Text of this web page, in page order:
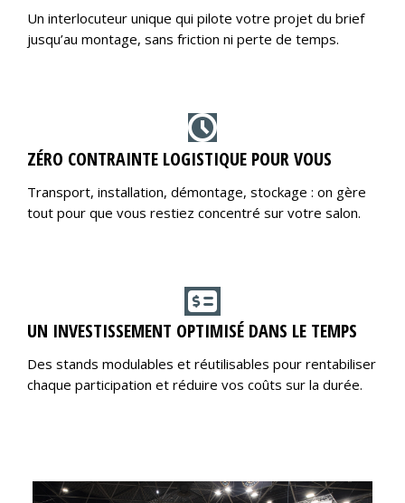
Un interlocuteur unique qui pilote votre projet du brief
jusqu’au montage, sans friction ni perte de temps.
ZÉRO CONTRAINTE LOGISTIQUE POUR VOUS
Transport, installation, démontage, stockage : on gère
tout pour que vous restiez concentré sur votre salon.
UN INVESTISSEMENT OPTIMISÉ DANS LE TEMPS
Des stands modulables et réutilisables pour rentabiliser
chaque participation et réduire vos coûts sur la durée.